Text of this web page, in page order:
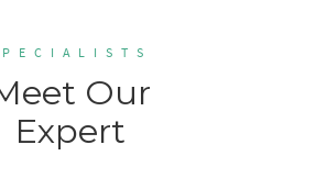
Our
Expert